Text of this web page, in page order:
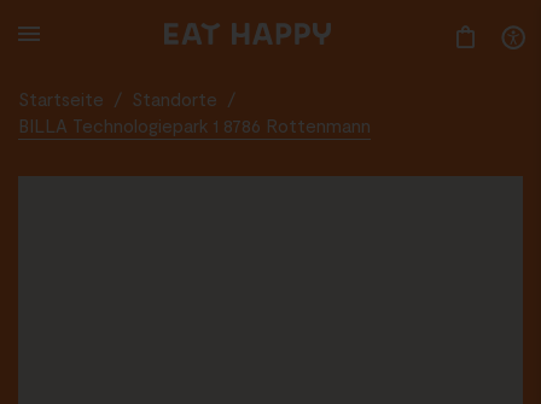
TO
Startseite / Standorte
/
BILLA Technologiepark 1 8786 Rottenmann